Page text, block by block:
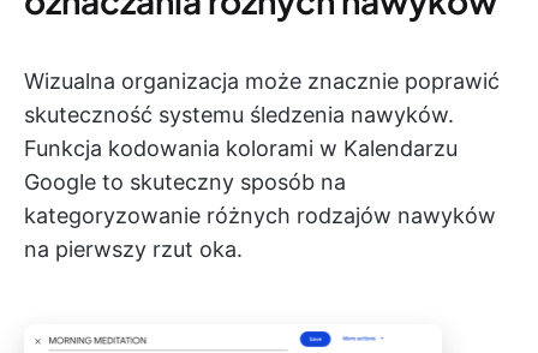
Wizualna organizacja może znacznie poprawić
skuteczność systemu śledzenia nawyków.
Funkcja kodowania kolorami w Kalendarzu
Google to skuteczny sposób na
kategoryzowanie różnych rodzajów nawyków
na pierwszy rzut oka.